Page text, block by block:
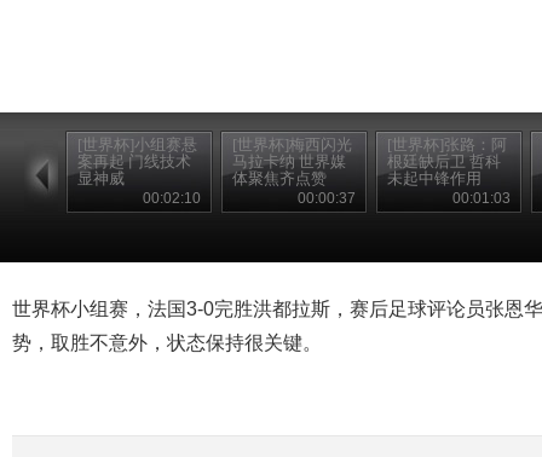
[世界杯]小组赛悬
案再起 门线技术
显神威
00:02:10
[世界杯]梅西闪光
马拉卡纳 世界媒
体聚焦齐点赞
00:00:37
[世界杯]张路：阿
根廷缺后卫 哲科
未起中锋作用
00:01:03
世界杯小组赛，法国3-0完胜洪都拉斯，赛后足球评论员张恩
势，取胜不意外，状态保持很关键。